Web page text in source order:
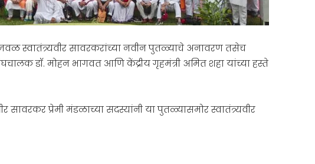
स्वातंत्र्यवीर सावरकरांच्या नवीन पुतळ्याचे अनावरण तसेच
डॉ. मोहन भागवत आणि केंद्रीय गृहमंत्री अमित शहा यांच्या हस्ते
सावरकर प्रेमी मंडळाच्या सदस्यांनी या पुतळ्यासमोर स्वातंत्र्यवीर